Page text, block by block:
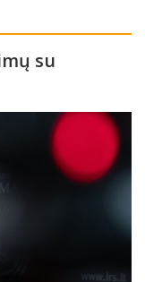
su kultūros srities
su